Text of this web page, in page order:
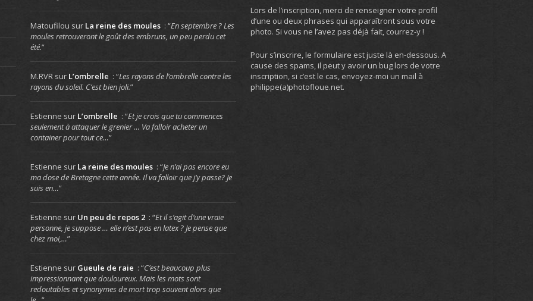
Matoufilou sur La reine des moules : “En septembre ? Les
moules retrouveront le goût des embruns, un peu perdu cet
été.”
M.RVRsur L’ombrelle : “Les rayons de l’ombrelle contre les
rayons du soleil. C’est bien joli.”
Estienne sur L’ombrelle : “Et je crois que tu commences
seulement à attaquer le grenier … Va falloir acheter un
container pour tout ce…”
Estienne sur La reine des moules : “Je n’ai pas encore eu
ma dose de Bretagne cette année. Il va falloir que j’y passe? Je
suis en…”
Estienne sur Un peu de repos 2 : “Et il s’agit d’une vraie
personne, je suppose … elle n’est pas en latex ? Je pense que
chez moi,…”
Estienne sur Gueule de raie : “C’est beaucoup plus
impressionnant que douloureux. Mais les mots sont
redoutables et synonymes de mort trop souvent alors que
Lors de l’inscription, merci de renseigner votre profil
d’une ou deux phrases qui apparaîtront sous votre
photo. Si vous ne l’avez pas déjà fait, courrez-y !
Pour s’inscrire, le formulaire est juste là en-dessous. A
cause des spams, il peut y avoir un bug lors de votre
inscription, si c’est le cas, envoyez-moi un mail à
philippe(a)photofloue.net.